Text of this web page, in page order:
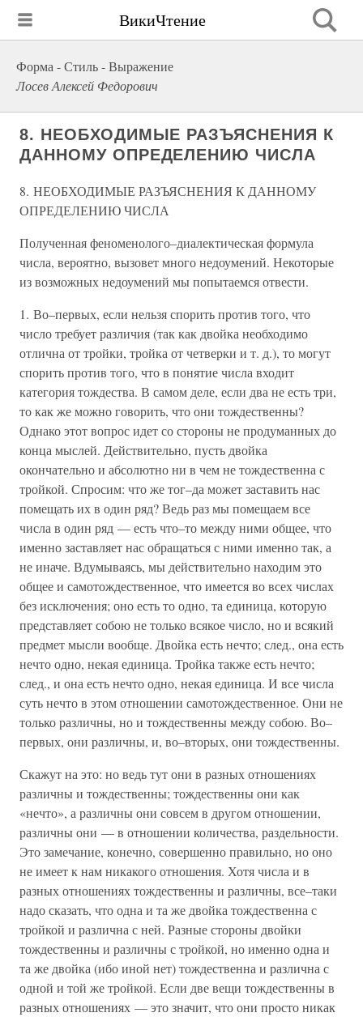
ВикиЧтение
Форма - Стиль - Выражение
Лосев Алексей Федорович
8. НЕОБХОДИМЫЕ РАЗЪЯСНЕНИЯ К
ДАННОМУ ОПРЕДЕЛЕНИЮ ЧИСЛА
8. НЕОБХОДИМЫЕ РАЗЪЯСНЕНИЯ К ДАННОМУ
ОПРЕДЕЛЕНИЮ ЧИСЛА
Полученная феноменолого–диалектическая формула
числа, вероятно, вызовет много недоумений. Некоторые
из возможных недоумений мы попытаемся отвести.
1. Во–первых, если нельзя спорить против того, что
число требует различия (так как двойка необходимо
отлична от тройки, тройка от четверки и т. д.), то могут
спорить против того, что в понятие числа входит
категория тождества. В самом деле, если два не есть три,
то как же можно говорить, что они тождественны?
Однако этот вопрос идет со стороны не продуманных до
конца мыслей. Действительно, пусть двойка
окончательно и абсолютно ни в чем не тождественна с
тройкой. Спросим: что же тог–да может заставить нас
помещать их в один ряд? Ведь раз мы помещаем все
числа в один ряд — есть что–то между ними общее, что
именно заставляет нас обращаться с ними именно так, а
не иначе. Вдумываясь, мы действительно находим это
общее и самотождественное, что имеется во всех числах
без исключения; оно есть то одно, та единица, которую
представляет собою не только всякое число, но и всякий
предмет мысли вообще. Двойка есть нечто; след., она есть
нечто одно, некая единица. Тройка также есть нечто;
след., и она есть нечто одно, некая единица. И все числа
суть нечто в этом отношении самотождественное. Они не
только различны, но и тождественны между собою. Во–
первых, они различны, и, во–вторых, они тождественны.
Скажут на это: но ведь тут они в разных отношениях
различны и тождественны; тождественны они как
«нечто», а различны они совсем в другом отношении,
различны они — в отношении количества, раздельности.
Это замечание, конечно, совершенно правильно, но оно
не имеет к нам никакого отношения. Хотя числа и в
разных отношениях тождественны и различны, все–таки
надо сказать, что одна и та же двойка тождественна с
тройкой и различна с ней. Разные стороны двойки
тождественны и различны с тройкой, но именно одна и
та же двойка (ибо иной нет) тождественна и различна с
одной и той же тройкой. Если две вещи тождественны в
разных отношениях — это значит, что они просто никак